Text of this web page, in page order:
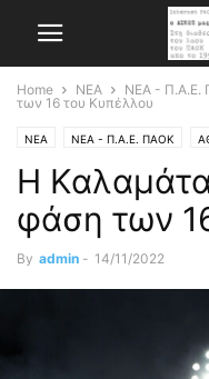
Home ΝΕΑ ΝΕΑ - Π.Α.Ε.
των 16 του Κυπέλλου
ΝΕΑ ΝΕΑ - Π.Α.Ε. ΠΑΟΚ
H
φάση των
By admin - 14/11/2022